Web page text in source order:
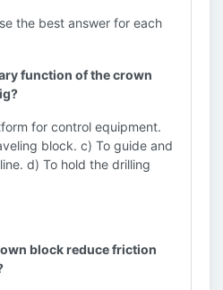
the best answer for each
function of the crown
for control equipment.
block. c) To guide and
d) To hold the drilling
block reduce friction